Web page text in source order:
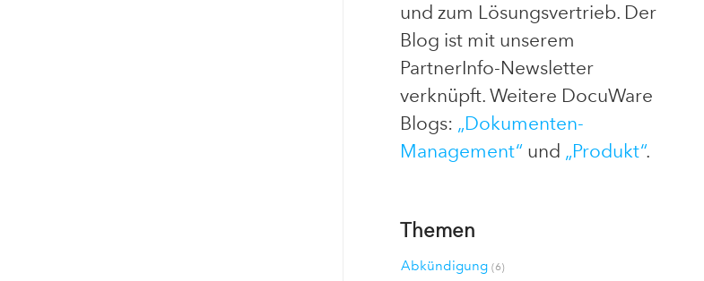
und zum Lösungsvertrieb. Der
Blog ist mit unserem
PartnerInfo-Newsletter
verknüpft. Weitere DocuWare
Blogs: „Dokumenten-
Management“und „Produkt“.
Themen
Abkündigung(6)